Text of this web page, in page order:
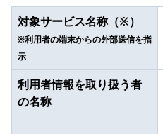
対象サービス名称（※）
※利用者の端末からの外部送信を指
示
利用者情報を取り扱う者
の名称